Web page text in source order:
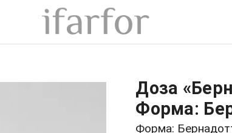
Доза
Форма:
Форма: